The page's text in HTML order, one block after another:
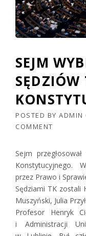
SEJM
SĘDZIÓW
POSTED BY ADMIN
COMMENT
Sejm
Konstytucyjnego.
przez Prawo i
Sędziami TK zostali
Muszyński, Julia
Profesor Henryk
i Administracji